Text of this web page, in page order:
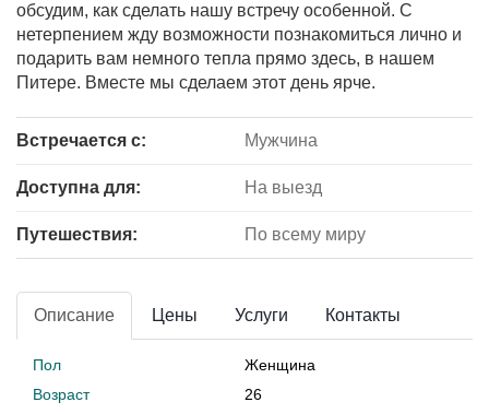
обсудим, как сделать нашу встречу особенной. С
нетерпением жду возможности познакомиться лично и
подарить вам немного тепла прямо здесь, в нашем
Питере. Вместе мы сделаем этот день ярче.
Встречается с: Мужчина
Доступна для: На выезд
Путешествия: По всему миру
Описание Цены Услуги Контакты
Пол
Женщина
Возраст
26